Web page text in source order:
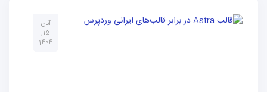
آبان
15,
1404